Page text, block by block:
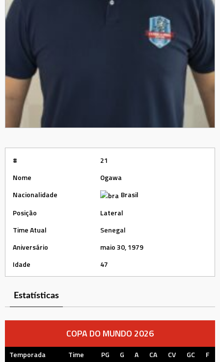
#
21
Nome
Ogawa
Nacionalidade
Brasil
Posição
Lateral
Time Atual
Senegal
Aniversário
maio 30, 1979
Idade
47
Estatísticas
COPA DO MUNDO 2026
Temporada Time PG G A CA CV GC
F